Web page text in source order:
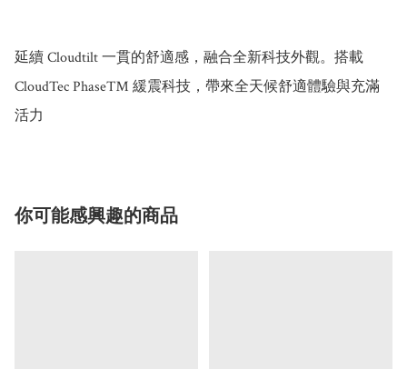
延續 Cloudtilt 一貫的舒適感，融合全新科技外觀。搭載
CloudTec Phase™ 緩震科技，帶來全天候舒適體驗與充滿
活力
你可能感興趣的商品